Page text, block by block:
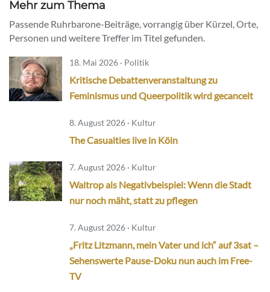
Mehr zum Thema
Passende Ruhrbarone-Beiträge, vorrangig über Kürzel, Orte,
Personen und weitere Treffer im Titel gefunden.
18. Mai 2026 · Politik
Kritische Debattenveranstaltung zu
Feminismus und Queerpolitik wird gecancelt
8. August 2026 · Kultur
The Casualties live in Köln
7. August 2026 · Kultur
Waltrop als Negativbeispiel: Wenn die Stadt
nur noch mäht, statt zu pflegen
7. August 2026 · Kultur
„Fritz Litzmann, mein Vater und ich“ auf 3sat –
Sehenswerte Pause-Doku nun auch im Free-
TV